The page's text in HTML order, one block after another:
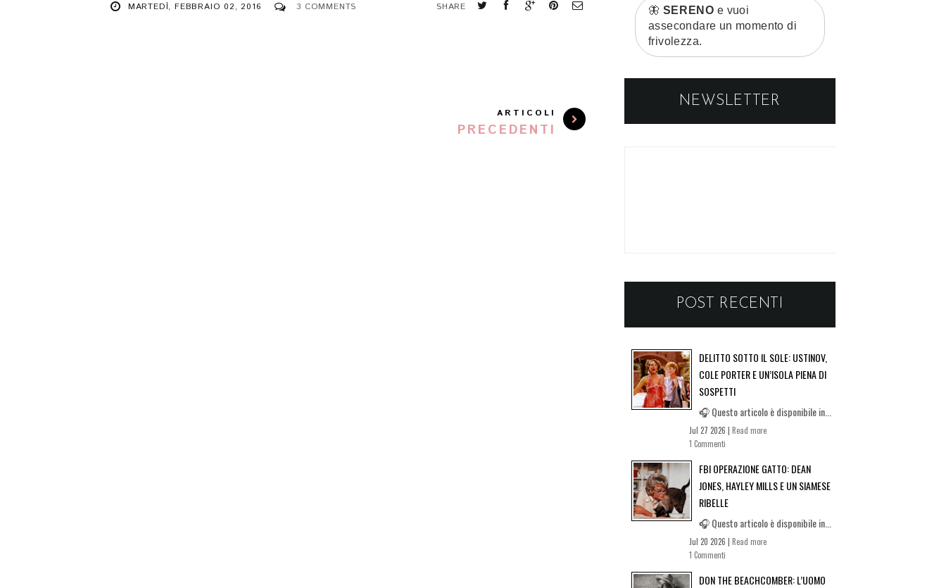
MARTEDÌ, FEBBRAIO 02, 2016 3 COMMENTS SHARE
ARTICOLI
PRECEDENTI
🦋 SERENO e vuoi
assecondare un momento di
frivolezza.
NEWSLETTER
POST RECENTI
DELITTO SOTTO IL SOLE: USTINOV,
COLE PORTER E UN’ISOLA PIENA DI
SOSPETTI
🎧 Questo articolo è disponibile in...
Jul 27 2026 | Read more
1 Commenti
FBI OPERAZIONE GATTO: DEAN
JONES, HAYLEY MILLS E UN SIAMESE
RIBELLE
🎧 Questo articolo è disponibile in...
Jul 20 2026 | Read more
1 Commenti
DON THE BEACHCOMBER: L’UOMO